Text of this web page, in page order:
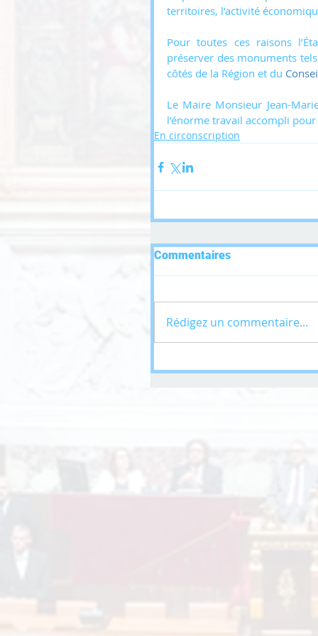
territoires, l’activité
Pour toutes ces raisons
préserver des monuments
côtés de la Région et du
Le Maire Monsieur Jean-
l’énorme travail accompli
En circonscription
Commentaires
Rédigez un commentaire...